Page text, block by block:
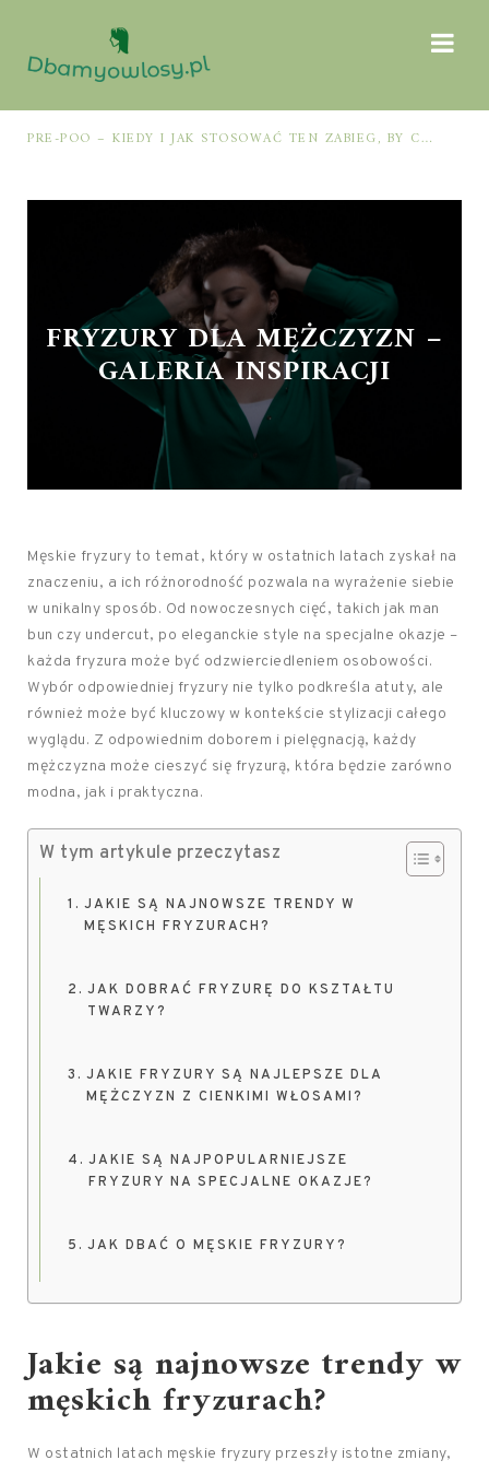
PRE-POO – KIEDY I JAK STOSOWAĆ TEN ZABIEG, BY CHRONIĆ I NAWILŻAĆ WŁOSY PRZED MYCIEM SZAMPONEM
FRYZURY DLA MĘŻCZYZN –
GALERIA INSPIRACJI
Męskie fryzury to temat, który w ostatnich latach zyskał na
znaczeniu, a ich różnorodność pozwala na wyrażenie siebie
w unikalny sposób. Od nowoczesnych cięć, takich jak man
bun czy undercut, po eleganckie style na specjalne okazje –
każda fryzura może być odzwierciedleniem osobowości.
Wybór odpowiedniej fryzury nie tylko podkreśla atuty, ale
również może być kluczowy w kontekście stylizacji całego
wyglądu. Z odpowiednim doborem i pielęgnacją, każdy
mężczyzna może cieszyć się fryzurą, która będzie zarówno
modna, jak i praktyczna.
W tym artykule przeczytasz
JAKIE SĄ NAJNOWSZE TRENDY W
MĘSKICH FRYZURACH?
JAK DOBRAĆ FRYZURĘ DO KSZTAŁTU
TWARZY?
JAKIE FRYZURY SĄ NAJLEPSZE DLA
MĘŻCZYZN Z CIENKIMI WŁOSAMI?
JAKIE SĄ NAJPOPULARNIEJSZE
FRYZURY NA SPECJALNE OKAZJE?
JAK DBAĆ O MĘSKIE FRYZURY?
Jakie są najnowsze trendy w
męskich fryzurach?
W ostatnich latach męskie fryzury przeszły istotne zmiany,